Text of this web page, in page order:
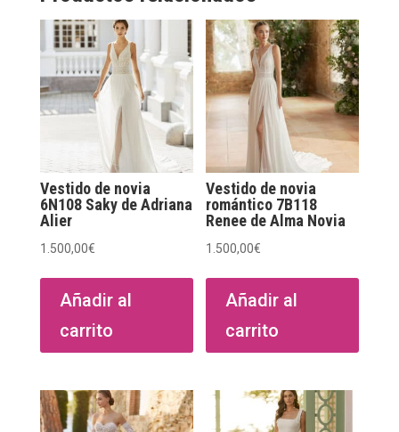
Vestido de novia
6N108 Saky de Adriana
Alier
1.500,00€
Añadir al
carrito
Vestido de novia
romántico 7B118
Renee de Alma Novia
1.500,00€
Añadir al
carrito